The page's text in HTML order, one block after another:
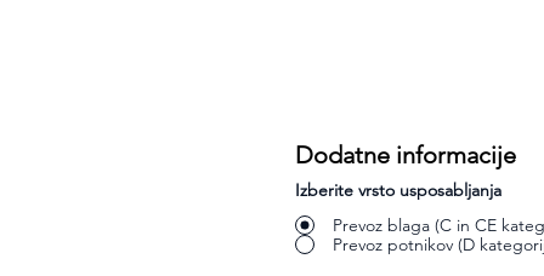
Dodatne informacije
Izberite vrsto usposabljanja
Prevoz blaga (C in CE
Prevoz potnikov (D